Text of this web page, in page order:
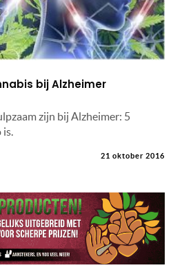
bij Alzheimer
zijn bij Alzheimer: 5
is.
21 oktober 2016